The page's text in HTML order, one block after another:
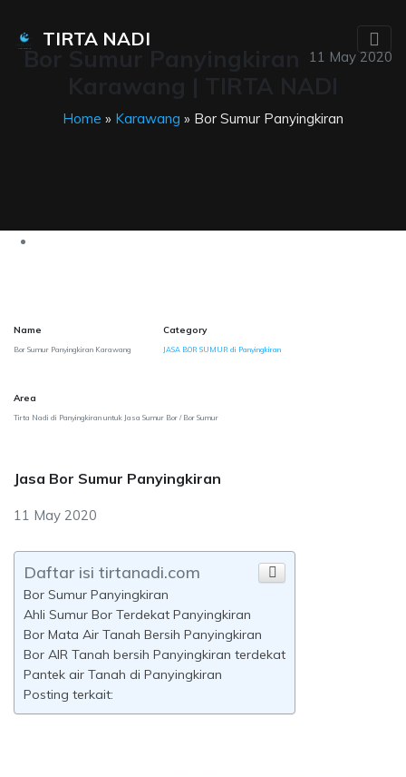
TIRTA NADI
11 May 2020
Bor Sumur Panyingkiran
Home » Karawang » Bor Sumur Panyingkiran
Name
Bor Sumur Panyingkiran Karawang
Category
JASA BOR SUMUR di Panyingkiran
Area
Tirta Nadi di Panyingkiran untuk Jasa Sumur Bor / Bor Sumur
Jasa Bor Sumur Panyingkiran
11 May 2020
Daftar isi tirtanadi.com
Bor Sumur Panyingkiran
Ahli Sumur Bor Terdekat Panyingkiran
Bor Mata Air Tanah Bersih Panyingkiran
Bor AIR Tanah bersih Panyingkiran terdekat
Pantek air Tanah di Panyingkiran
Posting terkait: